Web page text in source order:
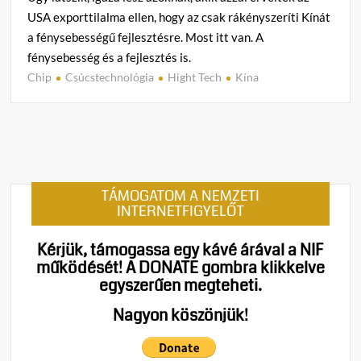
USA exporttilalma ellen, hogy az csak rákényszeríti Kínát
a fénysebességű fejlesztésre. Most itt van. A
fénysebesség és a fejlesztés is.
Chip Csúcstechnológia Hight Tech Kína
n
izomból
megoldja
TÁMOGATOM A NEMZETI
INTERNETFIGYELŐT
Kérjük, támogassa egy kávé árával a NIF
működését!A DONATE gombra klikkelve
egyszerűen megteheti.
Nagyon köszönjük!